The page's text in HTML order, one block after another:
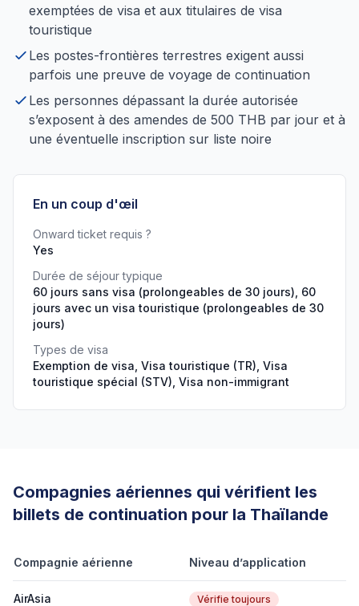
exemptées de visa et aux titulaires de visa
touristique
Les postes-frontières terrestres exigent aussi
parfois une preuve de voyage de continuation
Les personnes dépassant la durée autorisée
s’exposent à des amendes de 500 THB par jour et à
une éventuelle inscription sur liste noire
En un coup d'œil
Onward ticket requis ?
Yes
Durée de séjour typique
60 jours sans visa (prolongeables de 30 jours), 60
jours avec un visa touristique (prolongeables de 30
jours)
Types de visa
Exemption de visa, Visa touristique (TR), Visa
touristique spécial (STV), Visa non-immigrant
Compagnies aériennes qui vérifient les
billets de continuation pour la Thaïlande
Compagnie aérienne Niveau d’application
AirAsia Vérifie toujours